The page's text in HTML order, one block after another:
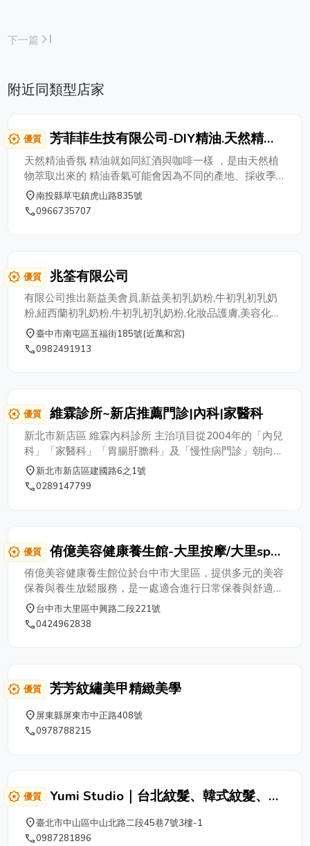
下一篇 last_page
附近同類型店家
award_star 優質
芳菲菲生技有限公司-DIY精油.天然精油.
香氛精油.精油課程.手工皂.手工皂培訓
天然精油香氛 精油就如同紅酒與咖啡一樣 ，是由天然植
物萃取出來的 精油香氣可能會因為不同的產地、採收季
節、萃取方式，以及在不同溫度、不同時間品嚐，都會有
不一樣的風味體驗 這就是天然精油的迷人之處 氛生活 精
place南投縣草屯鎮虎山路835號
phone0966735707
award_star 優質 兆筌有限公司
有限公司推出新益美會員,新益美初乳奶粉,牛初乳初乳奶
粉,紐西蘭初乳奶粉,牛初乳初乳奶粉,化妝品護膚,美容化妝
品,銀髮保健奶粉,長照保健奶粉,老人營養奶粉,台中美膚保
養,初乳美膚保養,護膚保養品,保養修護美容,美容化妝品,台
place臺中市南屯區五福街185號(近萬和宮)
phone0982491913
award_star 優質 維霖診所~新店推薦門診|內科|家醫科
新北市新店區 維霖內科診所 主治項目從2004年的「內兒
科」「家醫科」「胃腸肝膽科」及「慢性病門診」朝向
「健檢」及推動重視「預防醫學」的整合性完整醫療，並
發展醫學美容抗衰老，各項發展科目均獲得病患客戶的肯
也正是本診所真正想達到的目標。
place新北市新店區建國路6之1號
phone0289147799
award_star 優質
侑億美容健康養生館-大里按摩/大里spa/
大里做臉
侑億美容健康養生館位於台中市大里區，提供多元的美容
保養與養生放鬆服務，是一處適合進行日常保養與舒適體
驗的空間。 本館服務項目包含美容美體、臉部護膚保養
／做臉、SPA、全身精油紓壓、腳底按摩、整復推拿、脊
中大里區尋找美容、SPA與日常養生保養服務的顧客，歡
迎您提前預約。
place台中市大里區中興路二段221號
phone0424962838
award_star 優質 芳芳紋繡美甲精緻美學
place屏東縣屏東市中正路408號
phone0978788215
award_star 優質
Yumi Studio｜台北紋髮、韓式紋髮、
SMP頭皮紋髮，重現自然濃密髮感
place臺北市中山區中山北路二段45巷7號3樓-1
phone0987281896